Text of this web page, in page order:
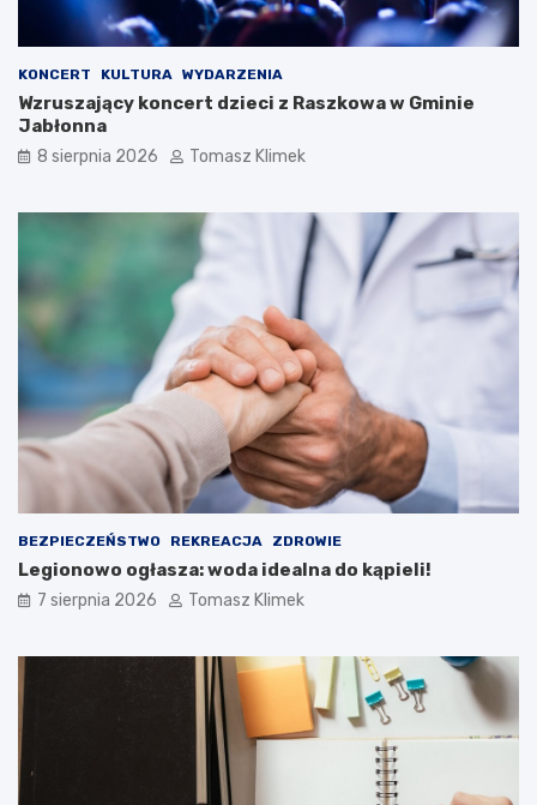
KONCERT KULTURA WYDARZENIA
Wzruszający koncert dzieci z Raszkowa w Gminie
Jabłonna
8 sierpnia 2026 Tomasz Klimek
BEZPIECZEŃSTWO REKREACJA ZDROWIE
Legionowo ogłasza: woda idealna do kąpieli!
7 sierpnia 2026 Tomasz Klimek